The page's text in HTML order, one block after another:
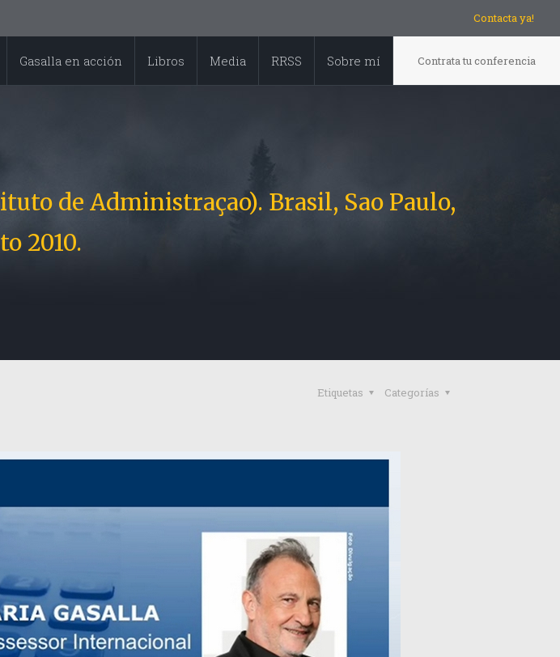
Contacta ya!
Gasalla en acción Libros Media RRSS Sobre mí Contrata tu conferencia
de Administraçao). Brasil, Sao Paulo,
2010.
Categorías
Etiquetas